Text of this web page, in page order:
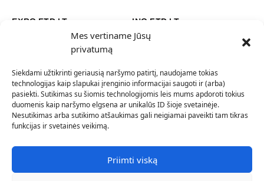
Mes vertiname Jūsų
privatumą
Siekdami užtikrinti geriausią naršymo patirtį, naudojame tokias
technologijas kaip slapukai įrenginio informacijai saugoti ir (arba)
pasiekti. Sutikimas su šiomis technologijomis leis mums apdoroti tokius
duomenis kaip naršymo elgsena ar unikalūs ID šioje svetainėje.
Nesutikimas arba sutikimo atšaukimas gali neigiamai paveikti tam tikras
funkcijas ir svetainės veikimą.
Priimti viską
EXPO FTD LT INO FTD LT
TINKLAI
Facebook Linkedin
Slapukų parinktys